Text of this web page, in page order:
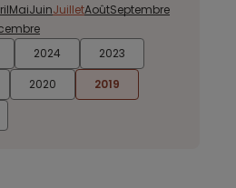
2024
2023
2020
2019
MaiJuinJuilletAoûtSeptembre